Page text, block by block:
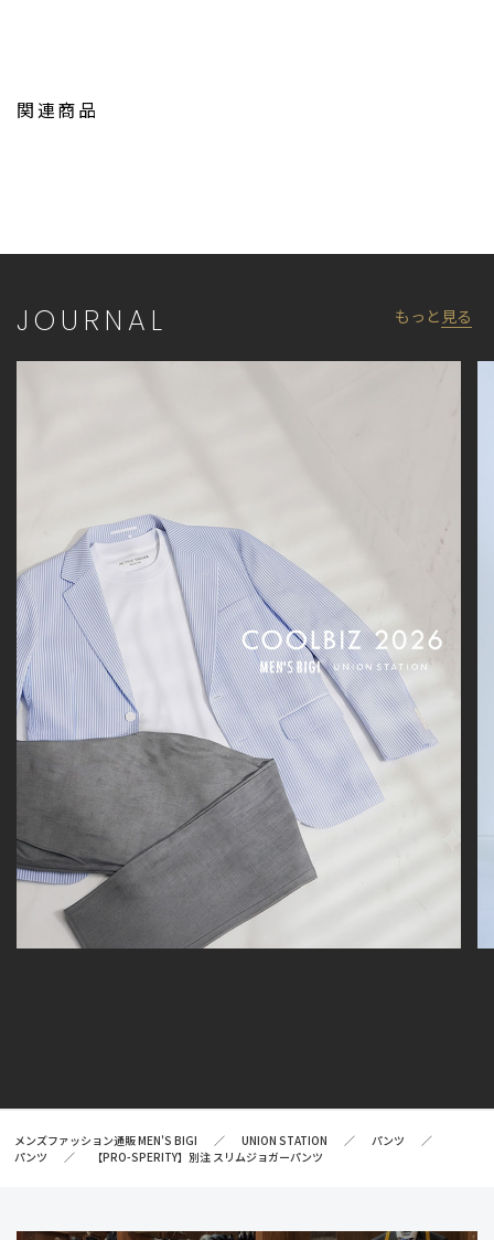
■PRO-SPERITY
入れながら、現代の大人にふさわしいファッションを追求するブ
ランドです。
▼Instagram：@unionstation_official
関連商品
JOURNAL もっと 見る
メンズファッション通販 MEN'S BIGI UNION STATION
パンツ
パンツ
【PRO-SPERITY】別注 スリムジョガーパンツ